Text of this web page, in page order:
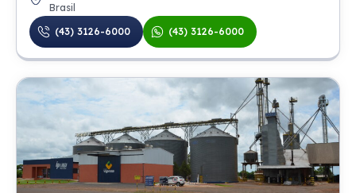
Brasil
(43) 3126-6000
(43) 3126-6000